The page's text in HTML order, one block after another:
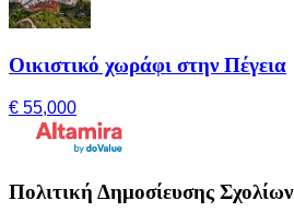
Οικιστικό χωράφι στην Πέγεια
€ 55,000
Πολιτική Δημοσίευσης Σχολίων